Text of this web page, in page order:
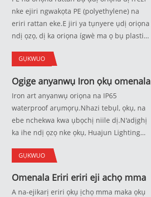
nke ejiri ngwakọta PE (polyethylene) na
eriri rattan eke.E jiri ya tụnyere ụdị oriọna
ndị ọzọ, dị ka oriọna ígwè ma ọ bụ plastik,
agbanwe, nke na-eme ka ọ dị mfe
mmebi ndị metụtara ihu igwe, dị ka
nchara, na-ada mbà ma ọ bụ na-agbawa
agbawa, nke na-eme ka ha bụrụ nhọrọ dị
mma maka iji ya mee ihe n'èzí. N'ihi ọdịdị
ha pụrụ iche na imewe ha, ha bụ nhọrọ
eke na ntụsara ahụ ambiance na ha n'èzí
GỤKWUO
Ogige anyanwụ Iron ọkụ omenala
Iron art anyanwụ oriọna na IP65
waterproof arụmọrụ.Nhazi tebụl, ọkụ, na
ebe nchekwa kwa ụbọchị niile dị.N'adịghị
ka ihe ndị ọzọ nke ọkụ, Huajun Lighting
oghere dị n'èzí, enweghị atụ egwu ifufe na
GỤKWUO
Omenala Eriri eriri eji achọ mma
A na-ejikarị eriri ọkụ ịchọ mma maka ọkụ